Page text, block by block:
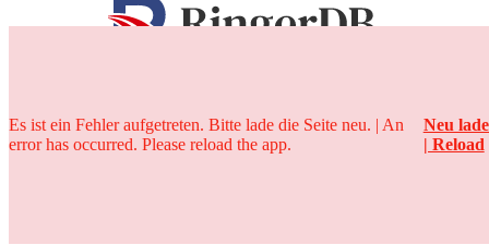
25 Jahre
Es ist ein Fehler aufgetreten. Bitte lade die Seite neu. | An
error has occurred. Please reload the app.
Neu
| Reload